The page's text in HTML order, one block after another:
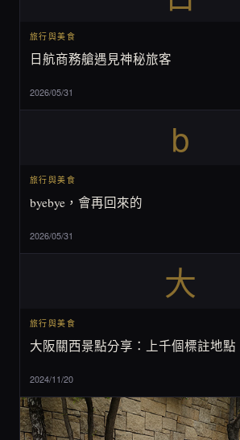
旅行與美食
日航商務艙遇見神秘旅客
2026/05/31
b
旅行與美食
byebye，會再回來的
2026/05/31
大
旅行與美食
大阪關西景點分享：上千個標註地點
2024/11/20